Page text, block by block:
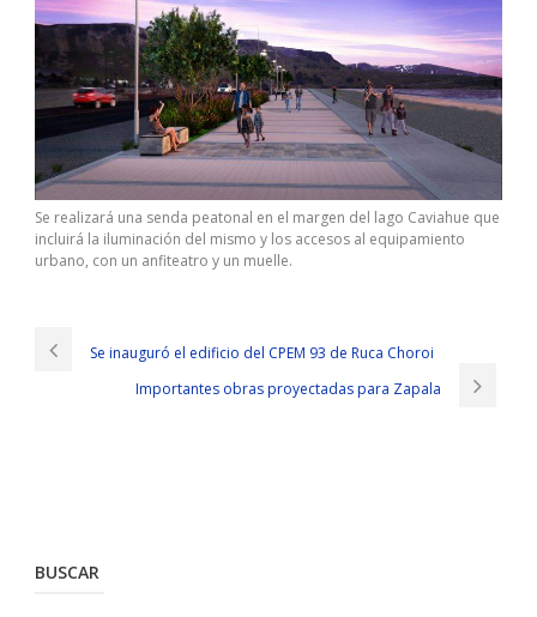
Se realizará una senda peatonal en el margen del lago Caviahue que
incluirá la iluminación del mismo y los accesos al equipamiento
urbano, con un anfiteatro y un muelle.
Se inauguró el edificio del CPEM 93 de Ruca Choroi
Importantes obras proyectadas para Zapala
BUSCAR